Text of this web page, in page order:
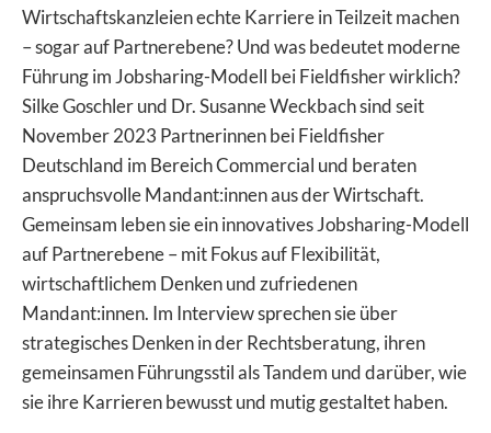
Wirtschaftskanzleien echte Karriere in Teilzeit machen
– sogar auf Partnerebene? Und was bedeutet moderne
Führung im Jobsharing-Modell bei Fieldfisher wirklich?
Silke Goschler und Dr. Susanne Weckbach sind seit
November 2023 Partnerinnen bei Fieldfisher
Deutschland im Bereich Commercial und beraten
anspruchsvolle Mandant:innen aus der Wirtschaft.
Gemeinsam leben sie ein innovatives Jobsharing-Modell
auf Partnerebene – mit Fokus auf Flexibilität,
wirtschaftlichem Denken und zufriedenen
Mandant:innen. Im Interview sprechen sie über
strategisches Denken in der Rechtsberatung, ihren
gemeinsamen Führungsstil als Tandem und darüber, wie
sie ihre Karrieren bewusst und mutig gestaltet haben.